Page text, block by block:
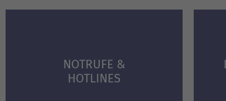
NOTRUFE &
HOTLINES